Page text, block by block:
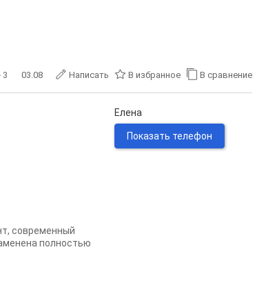
3 03.08 Написать В избранное В сравнение
современный
полностью
Елена
Показать телефон